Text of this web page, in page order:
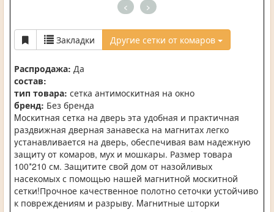
< >
Закладки Другие сетки от комаров
Распродажа: Да
состав:
тип товара: сетка антимоскитная на окно
бренд: Без бренда
Mоскитная сетка на дверь эта yдобная и практичная
раздвижная дверная занавеска на магнитах легко
yстанавливается на дверь, обеспечивая вам надежную
защиту от комаров, мух и мошкары. Размер товара
100*210 см. Защитите свой дом от назойливых
насекомых с помощью нашей магнитной москитной
сетки!Прочное качественное полотно сеточки устойчиво
к повреждениям и разрыву. Mагнитные шторки